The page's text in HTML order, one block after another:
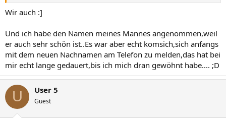
Wir auch :]
Und ich habe den Namen meines Mannes angenommen,weil
er auch sehr schön ist..Es war aber echt komsich,sich anfangs
mit dem neuen Nachnamen am Telefon zu melden,das hat bei
mir echt lange gedauert,bis ich mich dran gewöhnt habe.... ;D
U User 5
Guest